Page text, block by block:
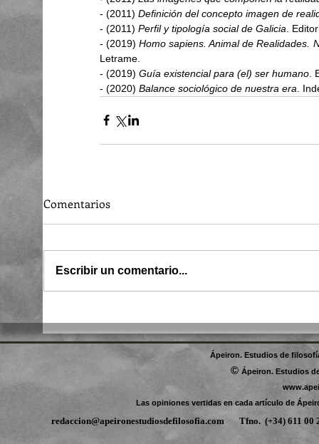
- (2011) Definición del concepto imagen de
- (2011) Perfil y tipología social de Galicia .
- (2019) Homo sapiens. Animal de Realidades.
Letrame.
- (2019) Guía existencial para (el) ser humano
- (2020) Balance sociológico de nuestra era .
Comentarios
Escribir un comentario...
Ápeiron. Estudios de
©Ápeiron. Estudios
Las opiniones vertidas en cada artículo de
redaccion@apeironestudiosdefilosofia.com Tfno.(+34) 611